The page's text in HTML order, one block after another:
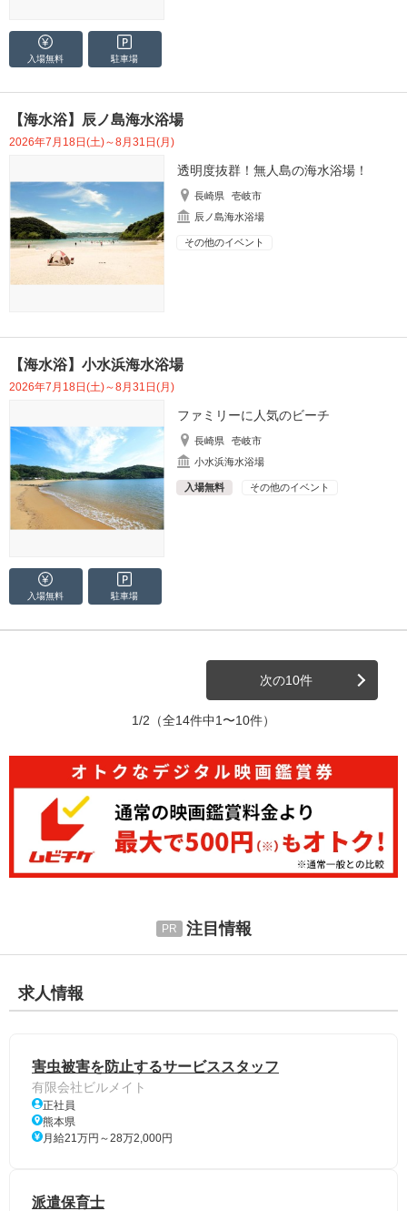
入場無料 駐車場
【海水浴】辰ノ島海水浴場
2026年7月18日(土)～8月31日(月)
透明度抜群！無人島の海水浴場！
長崎県
壱岐市
辰ノ島海水浴場
その他のイベント
【海水浴】小水浜海水浴場
2026年7月18日(土)～8月31日(月)
ファミリーに人気のビーチ
長崎県
壱岐市
小水浜海水浴場
入場無料 その他のイベント
入場無料 駐車場
次の10件
1/2 （全14件中1〜10件）
注目情報
求人情報
害虫被害を防止するサービススタッフ
有限会社ビルメイト
正社員
熊本県
月給21万円～28万2,000円
派遣保育士